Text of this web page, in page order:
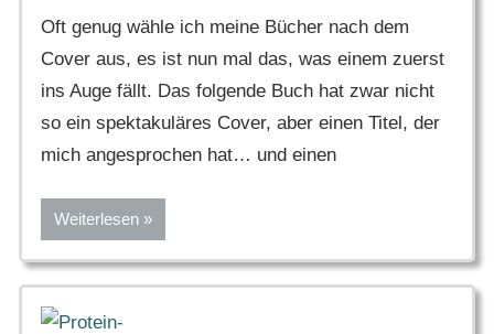
Oft genug wähle ich meine Bücher nach dem
Cover aus, es ist nun mal das, was einem zuerst
ins Auge fällt. Das folgende Buch hat zwar nicht
so ein spektakuläres Cover, aber einen Titel, der
mich angesprochen hat… und einen
Weiterlesen